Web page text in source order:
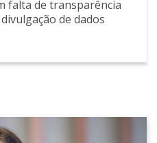
falta de transparência
de dados